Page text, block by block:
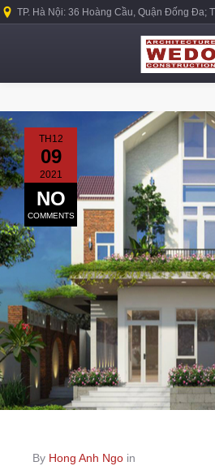
TP. Hà Nội: 36 Hoàng Cầu, Quận Đống Đa;
TH12
09
2021
NO
COMMENTS
By Hong Anh Ngo in